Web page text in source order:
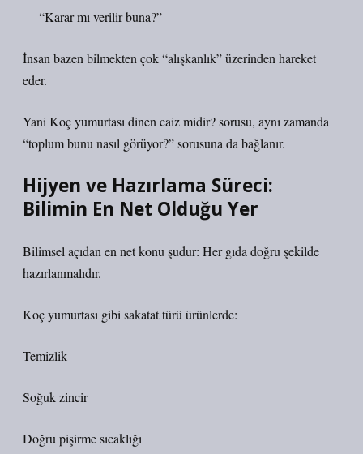
— “Karar mı verilir buna?”
İnsan bazen bilmekten çok “alışkanlık” üzerinden hareket
eder.
Yani Koç yumurtası dinen caiz midir? sorusu, aynı zamanda
“toplum bunu nasıl görüyor?” sorusuna da bağlanır.
Hijyen ve Hazırlama Süreci:
Bilimin En Net Olduğu Yer
Bilimsel açıdan en net konu şudur: Her gıda doğru şekilde
hazırlanmalıdır.
Koç yumurtası gibi sakatat türü ürünlerde:
Temizlik
Soğuk zincir
Doğru pişirme sıcaklığı